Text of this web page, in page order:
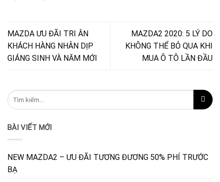
MAZDA ƯU ĐÃI TRI ÂN
KHÁCH HÀNG NHÂN DỊP
GIÁNG SINH VÀ NĂM MỚI
MAZDA2 2020: 5 LÝ DO
KHÔNG THỂ BỎ QUA KHI
MUA Ô TÔ LẦN ĐẦU
BÀI VIẾT MỚI
NEW MAZDA2 – ƯU ĐÃI TƯƠNG ĐƯƠNG 50% PHÍ TRƯỚC
BẠ